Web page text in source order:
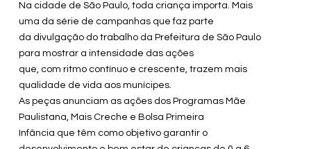
Na cidade de São Paulo, toda criança importa. Mais
uma da série de campanhas que faz parte
da divulgação do trabalho da Prefeitura de São Paulo
para mostrar a intensidade das ações
que, com ritmo contínuo e crescente, trazem mais
qualidade de vida aos munícipes.
As peças anunciam as ações dos Programas Mãe
Paulistana, Mais Creche e Bolsa Primeira
Infância que têm como objetivo garantir o